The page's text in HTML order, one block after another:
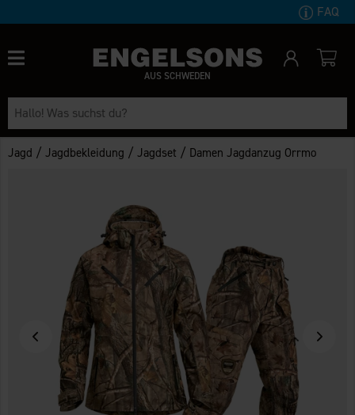
FAQ
AUS SCHWEDEN
Jagd /Jagdbekleidung /Jagdset / Damen Jagdanzug Orrmo